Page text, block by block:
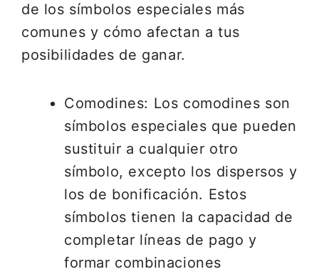
de los símbolos especiales más
comunes y cómo afectan a tus
posibilidades de ganar.
Comodines: Los comodines son
símbolos especiales que pueden
sustituir a cualquier otro
símbolo, excepto los dispersos y
los de bonificación. Estos
símbolos tienen la capacidad de
completar líneas de pago y
formar combinaciones